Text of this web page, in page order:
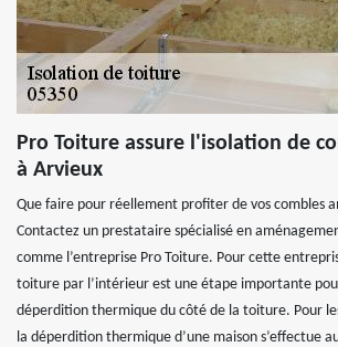
Pro Toiture assure l'isolation de
à Arvieux
Que faire pour réellement profiter de vos combles
Contactez un prestataire spécialisé en
comme l’entreprise Pro Toiture. Pour cette
toiture par l’intérieur est une étape importante
déperdition thermique du côté de la toiture. Pour
la déperdition thermique d’une maison s’effectue